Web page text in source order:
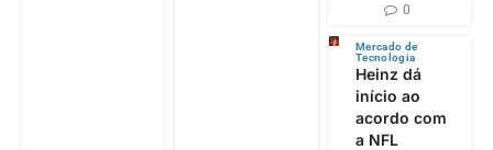
0
Mercado de
Tecnologia
Heinz dá
início ao
acordo com
a NFL